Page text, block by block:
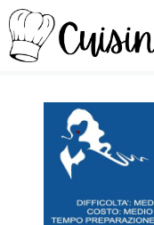
Vai
al
contenuto